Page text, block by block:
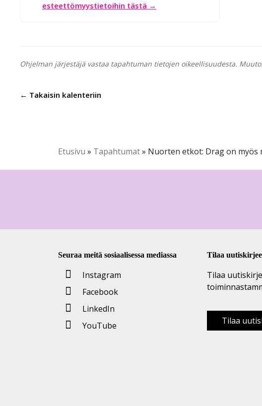
esteettömyystietoihin tästä →
Ohjelman järjestäjä vastaa tapahtuman tietojen oikeellisuudesta.
← Takaisin kalenteriin
Etusivu » Tapahtumat» Nuorten etkot: Drag on myös
Seuraa meitä sosiaalisessa mediassa
Instagram
Facebook
LinkedIn
YouTube
Tilaa
Tilaa
Tilaa